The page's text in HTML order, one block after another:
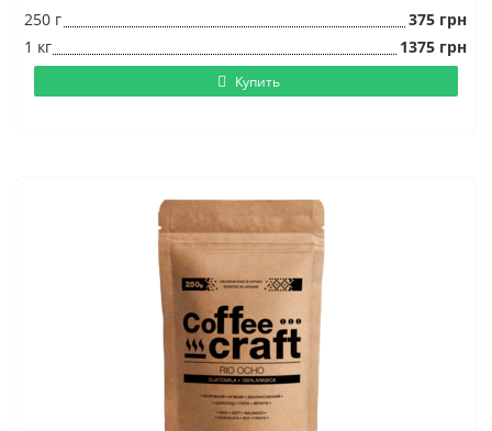
250 г
375 грн
1 кг
1375 грн
Купить